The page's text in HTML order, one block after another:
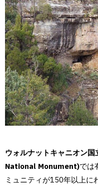
ウォルナットキャニオン
National Monument)では
ミュニティが150年以上に